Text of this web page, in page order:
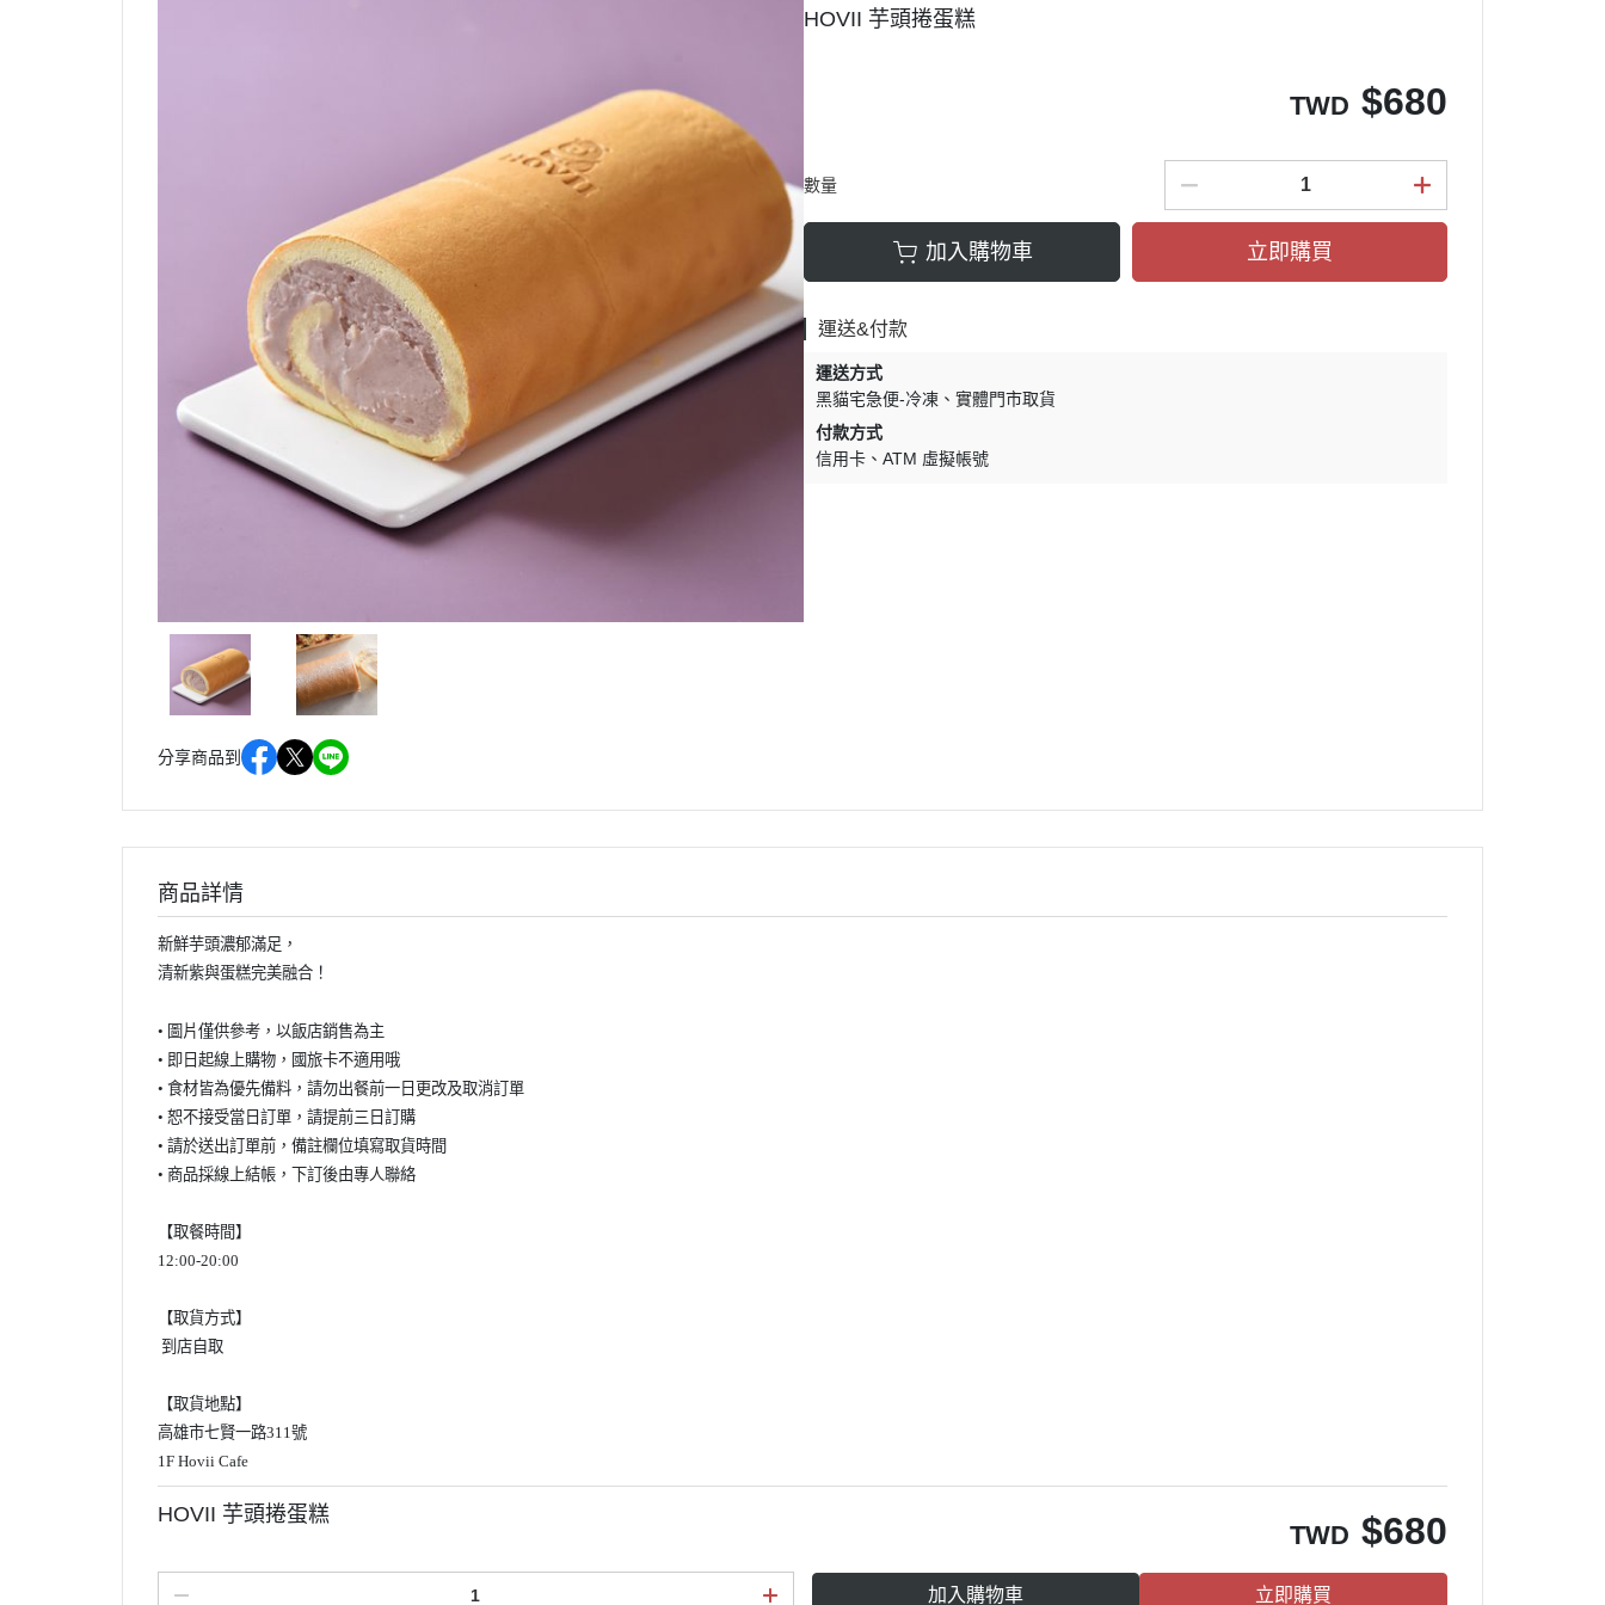
分享商品到
HOVII 芋頭捲蛋糕
TWD $680
數量
加入購物車 立即購買
運送&付款
運送方式
黑貓宅急便-冷凍
實體門市取貨
付款方式
信用卡
ATM 虛擬帳號
商品詳情
新鮮芋頭濃郁滿足，
清新紫與蛋糕完美融合！
• 圖片僅供參考，以飯店銷售為主
• 即日起線上購物，國旅卡不適用哦
• 食材皆為優先備料，請勿出餐前一日更改及取消訂單
• 恕不接受當日訂單，請提前三日訂購
• 請於送出訂單前，備註欄位填寫取貨時間
• 商品採線上結帳，下訂後由專人聯絡
【取餐時間】
12:00-20:00
【取貨方式】
到店自取
【取貨地點】
高雄市七賢一路311 號
1F Hovii Cafe
HOVII 芋頭捲蛋糕
TWD $680
加入購物車 立即購買